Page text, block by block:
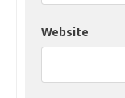
Website